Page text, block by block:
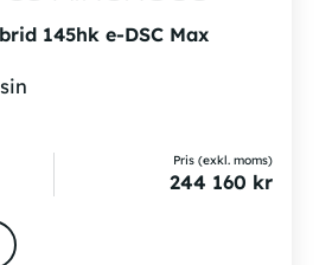
145hk e-DSC Max
Pris (exkl. moms)
244 160 kr